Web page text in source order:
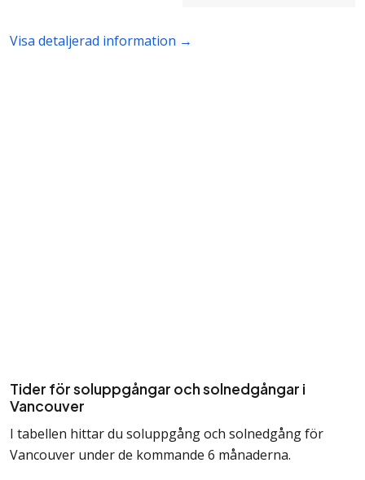
Visa detaljerad information →
Tider för soluppgångar och solnedgångar i
Vancouver
I tabellen hittar du soluppgång och solnedgång för
Vancouver under de kommande 6 månaderna.